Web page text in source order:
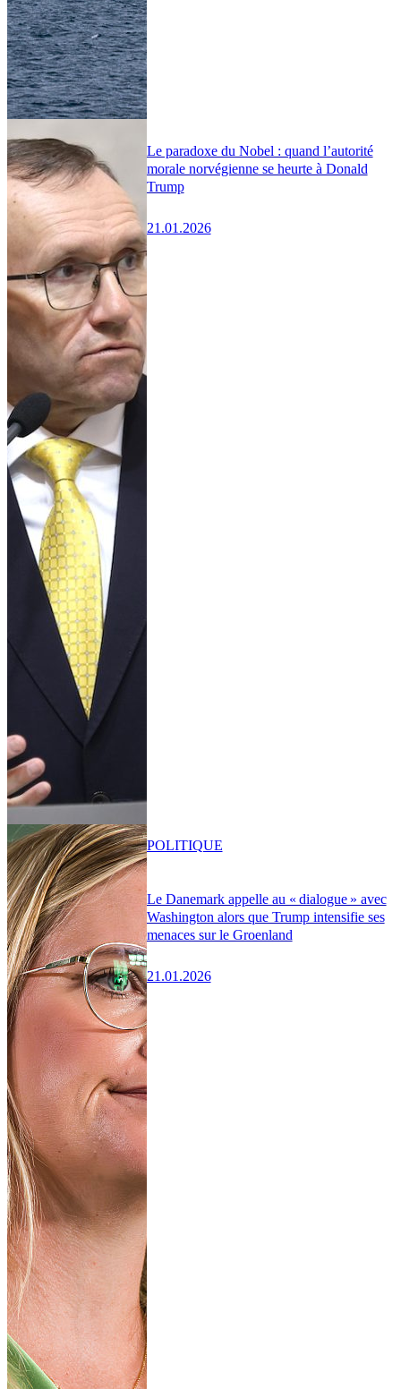
Le paradoxe du Nobel : quand l’autorité
morale norvégienne se heurte à Donald
Trump
21.01.2026
Le Danemark appelle au « dialogue » avec
Washington alors que Trump intensifie ses
menaces sur le Groenland
21.01.2026
POLITIQUE